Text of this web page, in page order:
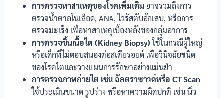
การตรวจหาสาเหตุของโรคเพิ่มเติม อาจรวมถึงการ
ตรวจน้ำตาลในเลือด, ANA, ไวรัสตับอักเสบ, หรือการ
ตรวจมะเร็ง เพื่อหาสาเหตุเบื้องหลังของกลุ่มอาการ
การตรวจชิ้นเนื้อไต (Kidney Biopsy)ใช้ในกรณีผู้ใหญ่
หรือเด็กที่ไม่ตอบสนองต่อสเตียรอยด์ เพื่อวินิจฉัยชนิด
ของโรคไตและวางแผนการรักษาอย่างแม่นยำ
การตรวจภาพถ่ายไต เช่น อัลตราซาวด์หรือ CT Scan
ใช้ประเมินขนาด รูปร่าง หรือหาความผิดปกติ เช่น นิ่ว